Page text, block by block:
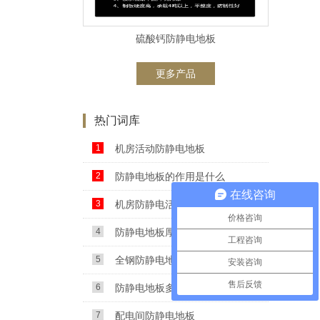
硫酸钙防静电地板
更多产品
热门词库
1 机房活动防静电地板
2 防静电地板的作用是什么
3 机房防静电活动地板
4 防静电地板厚度
5 全钢防静电地板
6 防静电地板多钱一平方
7 配电间防静电地板
在线咨询
价格咨询
工程咨询
安装咨询
售后反馈